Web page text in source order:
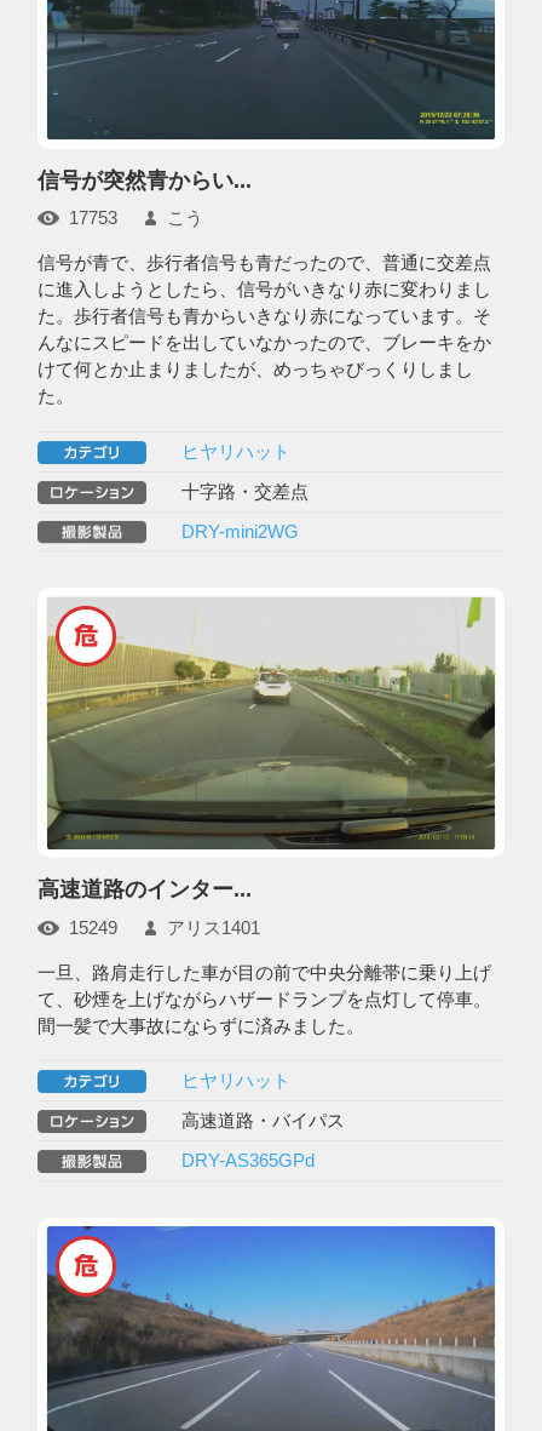
信号が突然青からい...
17753 こう
信号が青で、歩行者信号も青だったので、普通に交差点
に進入しようとしたら、信号がいきなり赤に変わりまし
た。歩行者信号も青からいきなり赤になっています。そ
んなにスピードを出していなかったので、ブレーキをか
けて何とか止まりましたが、めっちゃびっくりしまし
た。
ヒヤリハット
十字路・交差点
DRY-mini2WG
高速道路のインター...
15249 アリス1401
一旦、路肩走行した車が目の前で中央分離帯に乗り上げ
て、砂煙を上げながらハザードランプを点灯して停車。
間一髪で大事故にならずに済みました。
ヒヤリハット
高速道路・バイパス
DRY-AS365GPd